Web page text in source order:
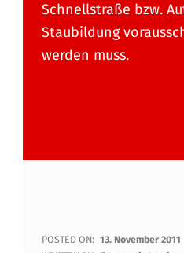
Schnellstraße bzw.
Staubildung
werden muss.
I
POSTED ON: 13. November 2011